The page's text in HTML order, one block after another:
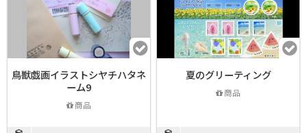
鳥獣戯画イラストシヤチハタネ
ーム9
商品
夏のグリーティング
商品